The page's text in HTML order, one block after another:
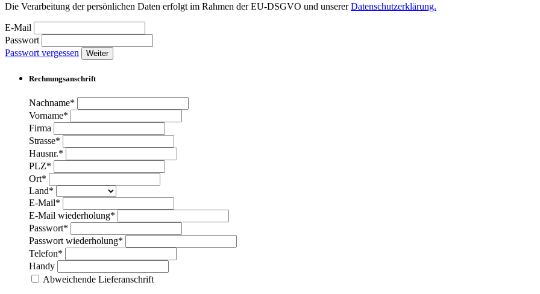
Die Verarbeitung der persönlichen Daten erfolgt im Rahmen der EU-DSGVO und unsererDatenschutzerklärung.
E-Mail
Passwort
Passwort vergessen
Weiter
Rechnungsanschrift
Nachname*
Vorname*
Firma
Strasse*
Hausnr.*
PLZ*
Ort*
Land*
E-Mail*
E-Mail wiederholung*
Passwort*
Passwort wiederholung*
Telefon*
Handy
Abweichende Lieferanschrift